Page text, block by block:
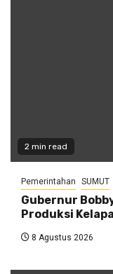
2 min read
Pemerintahan SUMUT
Gubernur
Produksi
8 Agustus 2026